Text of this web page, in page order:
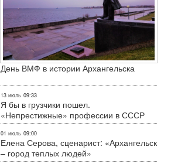
День ВМФ в истории Архангельска
13 июль 09:33
Я бы в грузчики пошел.
«Непрестижные» профессии в СССР
01 июль 09:00
Елена Серова, сценарист: «Архангельск
– город теплых людей»